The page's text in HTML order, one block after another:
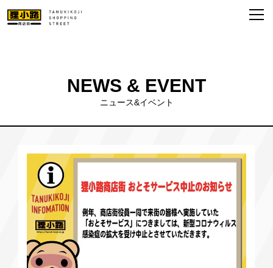
NEWS & EVENT
ニュース&イベント